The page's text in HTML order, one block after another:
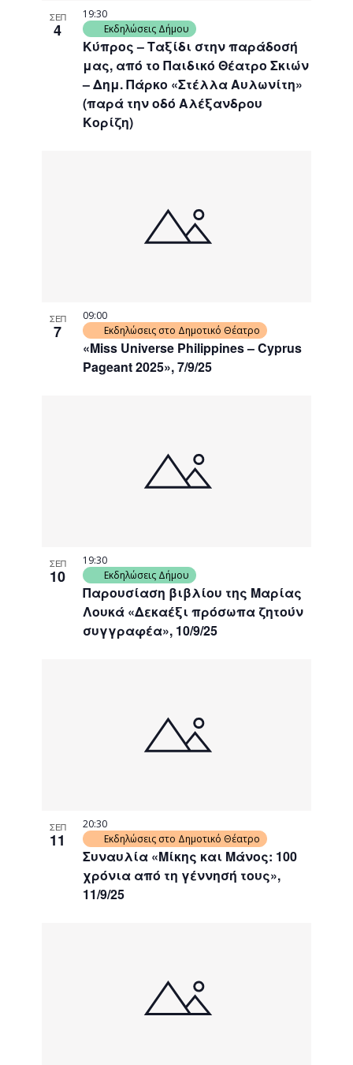
ΣΕΠ
4
Κύπρος – Ταξίδι στην παράδοσή
μας, από το Παιδικό Θέατρο Σκιών
– Δημ. Πάρκο «Στέλλα Αυλωνίτη»
(παρά την οδό Αλέξανδρου
Κορίζη)
19:30
Εκδηλώσεις Δήμου
ΣΕΠ
7
«Miss Universe Philippines – Cyprus
Pageant 2025», 7/9/25
09:00
Εκδηλώσεις στο Δημοτικό Θέατρο
ΣΕΠ
10
Παρουσίαση βιβλίου της Μαρίας
Λουκά «Δεκαέξι πρόσωπα ζητούν
συγγραφέα», 10/9/25
19:30
Εκδηλώσεις Δήμου
ΣΕΠ
11
Συναυλία «Μίκης και Μάνος: 100
χρόνια από τη γέννησή τους»,
11/9/25
20:30
Εκδηλώσεις στο Δημοτικό Θέατρο